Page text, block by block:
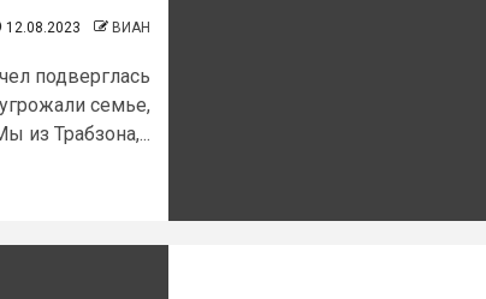
12.08.2023 ВИАН
подверглась
семье,
из Трабзона,...